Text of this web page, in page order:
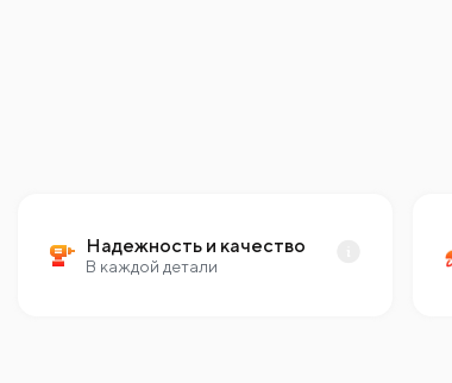
Надежность и качество
В каждой детали